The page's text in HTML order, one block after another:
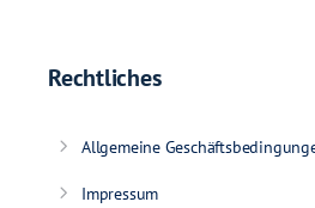
Rechtliches
Allgemeine
Impressum